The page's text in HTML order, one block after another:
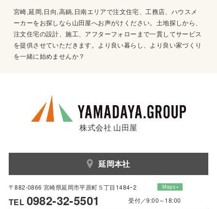
宮崎,延岡,日向,高鍋,日南エリアで注文住宅、工務店、ハウスメ
ーカーをお探しなら山田屋へお声がけください。土地探しから、
注文住宅の設計、施工、アフターフォローまで一貫してサービス
を提供させていただきます。より良い暮らし、より良い家づくり
を一緒に始めませんか？
株式会社 山田屋
延岡本社
〒882-0866 宮崎県延岡市平原町５丁目1484ｰ2 Maps
TEL 0982-32-5501 受付／9:00～18:00